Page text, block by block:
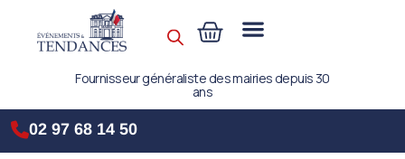
Fournisseur généraliste des mairies depuis 30
ans
02 97 68 14 50